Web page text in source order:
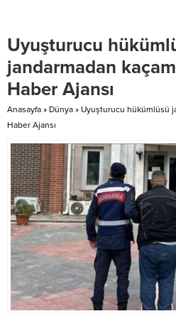
Uyuşturucu
jandarmadan
Haber Ajansı
Anasayfa » Dünya » Uyuşturucu hükümlüsü
Haber Ajansı